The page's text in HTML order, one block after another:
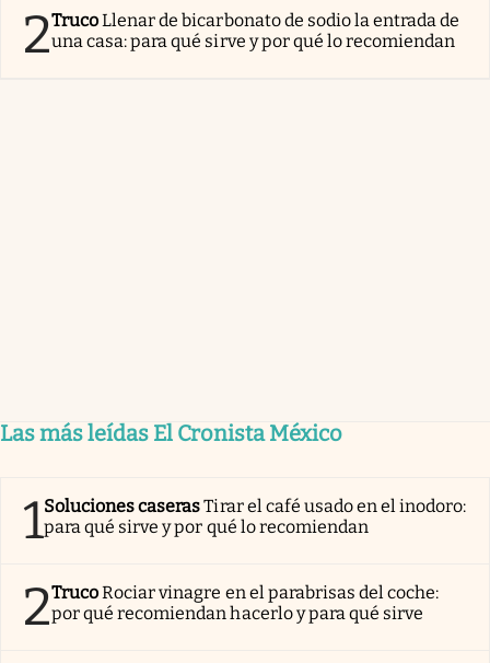
2TrucoLlenar de bicarbonato de sodio la entrada de
una casa: para qué sirve y por qué lo recomiendan
Las más leídas El Cronista México
1Soluciones caserasTirar el café usado en el inodoro:
para qué sirve y por qué lo recomiendan
2TrucoRociar vinagre en el parabrisas del coche:
por qué recomiendan hacerlo y para qué sirve